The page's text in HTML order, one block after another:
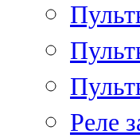
Реле